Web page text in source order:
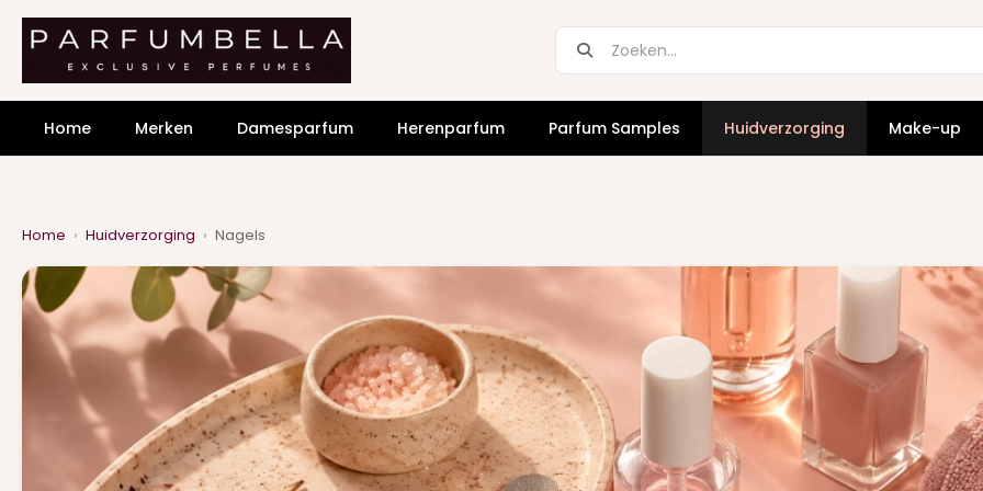
Home Merken Damesparfum Herenparfum Parfum Samples Huidverzorging Make-up
Home › Huidverzorging › Nagels